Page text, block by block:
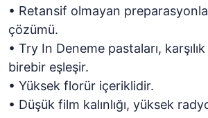
• Retansif olmayan
çözümü.
• Try In Deneme pastaları,
birebir eşleşir.
• Yüksek florür içeriklidir.
• Düşük film kalınlığı, yüksek